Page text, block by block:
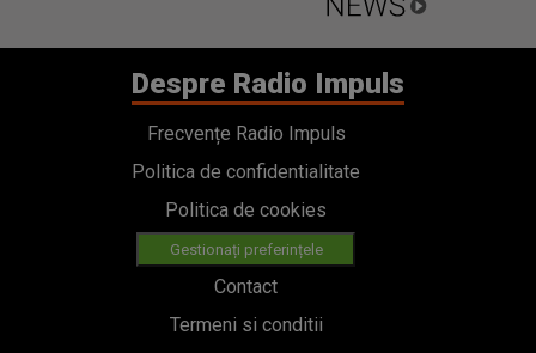
Despre Radio Impuls
Frecvențe Radio Impuls
Politica de confidentialitate
Politica de cookies
Gestionați preferințele
Contact
Termeni si conditii